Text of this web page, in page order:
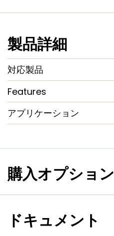
製品詳細
対応製品
Features
アプリケーション
購入オプション
ドキュメント